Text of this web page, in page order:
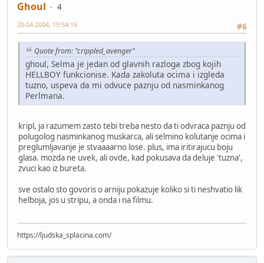
Ghoul
4
#6
20-04-2004, 19:54:16
Quote from: "crippled_avenger"
ghoul, Selma je jedan od glavnih razloga zbog kojih
HELLBOY funkcionise. Kada zakoluta ocima i izgleda
tuzno, uspeva da mi odvuce paznju od nasminkanog
Perlmana.
kripl, ja razumem zasto tebi treba nesto da ti odvraca paznju od
polugolog nasminkanog muskarca, ali selmino kolutanje ocima i
preglumljavanje je stvaaaarno lose. plus, ima iritirajucu boju
glasa. mozda ne uvek, ali ovde, kad pokusava da deluje 'tuzna',
zvuci kao iz bureta.
sve ostalo sto govoris o arniju pokazuje koliko si ti neshvatio lik
helboja, jos u stripu, a onda i na filmu.
https://ljudska_splacina.com/